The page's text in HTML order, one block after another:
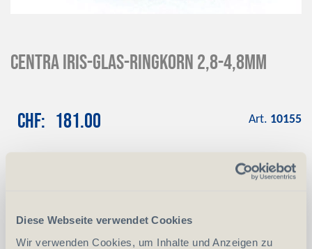
Diese Webseite verwendet Cookies
Wir verwenden Cookies, um Inhalte und Anzeigen zu
CENTRA Iris-Glas-Ringkorn 2,8-4,8mm
CHF 181.00 Art. 10155
vergleichen
+